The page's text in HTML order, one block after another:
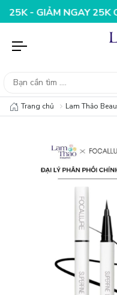
NGAY 25K CHO ĐƠN
Trang chủ Lam Thảo